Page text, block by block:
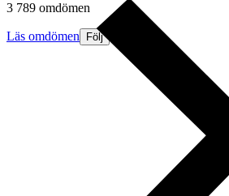
3 789 omdömen
Läs omdömen Följ